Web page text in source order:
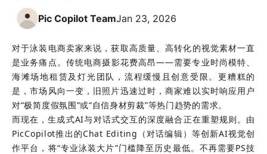
Pic Copilot TeamJan 23, 2026
对于泳装电商卖家来说，获取高质量、高转化的视觉素材一直
是业务痛点。传统电商摄影花费高昂——需要专业时尚模特、
海滩场地租赁及灯光团队，流程缓慢且创意受限。更糟糕的
是，市场风向一变，旧照片迅速过时，商家难以实时响应用户
对“极简度假氛围”或“自信身材剪裁”等热门趋势的需求。
而现在，生成式AI与对话式交互的深度融合正在重塑规则。由
PicCopilot推出的Chat Editing（对话编辑）等创新AI视觉创
作平台，将“专业泳装大片”门槛降至历史最低。不再需要PS技